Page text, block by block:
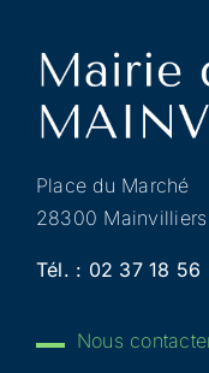
Place du Marché
28300 Mainvilliers
Tél. : 02 37 18 56
Nous